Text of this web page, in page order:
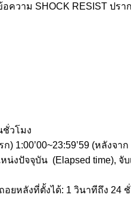
ความ SHOCK RESIST ปร
ชั่วโมง
) 1:00’00~23:59’59 (หลั
ปัจจุบัน (Elapsed time), จั
ยหลังที่ตั้งได้: 1 วินาทีถึง 24